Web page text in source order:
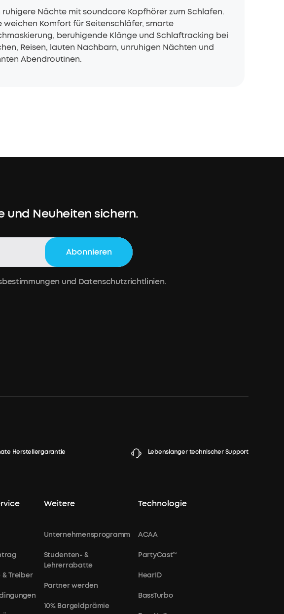
ruhigere Nächte mit soundcore Kopfhörer zum Schlafen.
weichen Komfort für Seitenschläfer, smarte
beruhigende Klänge und Schlaftracking bei
Reisen, lauten Nachbarn, unruhigen Nächten und
Abendroutinen.
Neuheiten sichern.
Abonnieren
und Datenschutzrichtlinien.
Herstellergarantie Lebenslanger technischer Support
Treiber
Weitere
Unternehmensprogramm
Studenten- &
Lehrerrabatte
Partner werden
10% Bargeldprämie
Technologie
ACAA
PartyCast™
HearID
BassTurbo